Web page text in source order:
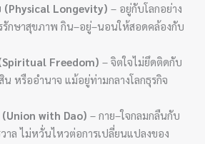
(Physical Longevity) – อยู่กับโลกอย่าง
รักษาสุขภาพ กิน–อยู่–นอนให้สอดคล้องกับ
Freedom) – จิตใจไม่ยึดติดกับ
น หรืออำนาจ แม้อยู่ท่ามกลางโลกธุรกิจ
with Dao) – กาย–ใจกลมกลืนกับ
าล ไม่หวั่นไหวต่อการเปลี่ยนแปลงของ